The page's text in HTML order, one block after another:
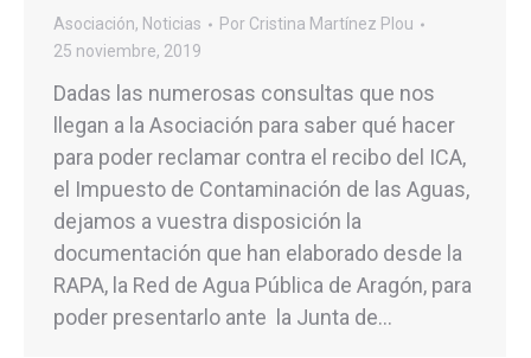
Asociación, Noticias Por Cristina Martínez Plou
25 noviembre, 2019
Dadas las numerosas consultas que nos
llegan a la Asociación para saber qué hacer
para poder reclamar contra el recibo del ICA,
el Impuesto de Contaminación de las Aguas,
dejamos a vuestra disposición la
documentación que han elaborado desde la
RAPA, la Red de Agua Pública de Aragón, para
poder presentarlo ante la Junta de…